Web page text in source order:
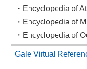
・Encyclopedia of
・Encyclopedia of
・Encyclopedia of
Gale Virtual